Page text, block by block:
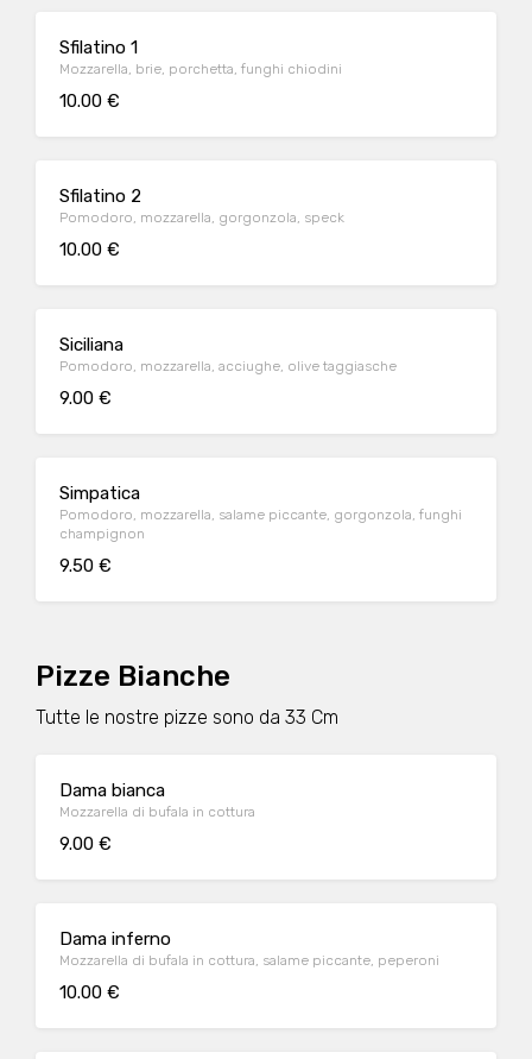
Sfilatino 1
Mozzarella, brie, porchetta, funghi chiodini
10.00 €
Sfilatino 2
Pomodoro, mozzarella, gorgonzola, speck
10.00 €
Siciliana
Pomodoro, mozzarella, acciughe, olive taggiasche
9.00 €
Simpatica
Pomodoro, mozzarella, salame piccante, gorgonzola, funghi
champignon
9.50 €
Pizze Bianche
Tutte le nostre pizze sono da 33 Cm
Dama bianca
Mozzarella di bufala in cottura
9.00 €
Dama inferno
Mozzarella di bufala in cottura, salame piccante, peperoni
10.00 €